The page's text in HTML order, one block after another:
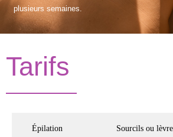
plusieurs semaines.
Tarifs
Épilation Sourcils ou